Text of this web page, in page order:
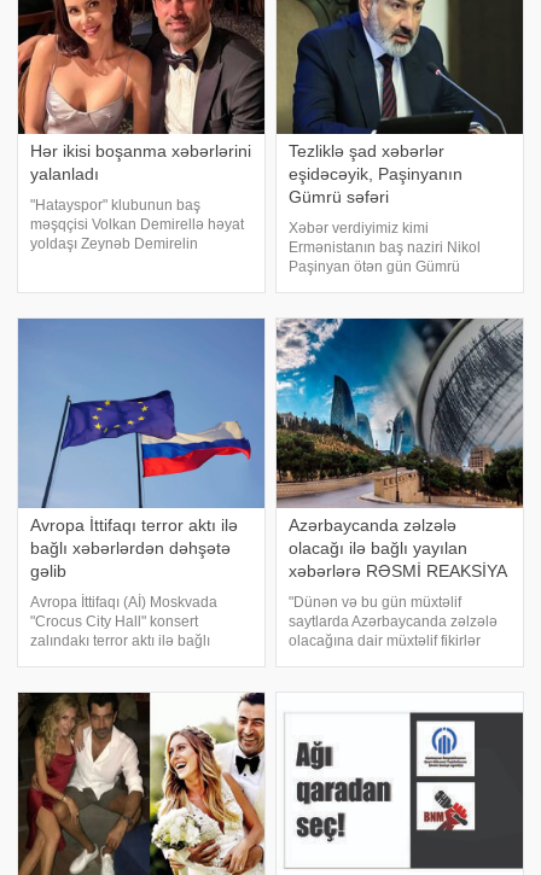
Hər ikisi boşanma xəbərlərini
yalanladı
"Hatayspor" klubunun baş
məşqçisi Volkan Demirellə həyat
yoldaşı Zeynəb Demirelin
saatlarında bütün xəbər
Tezliklə şad xəbərlər
eşidəcəyik, Paşinyanın
Gümrü səfəri
Xəbər verdiyimiz kimi
Ermənistanın baş naziri Nikol
Paşinyan ötən gün Gümrü
qrupunun iclasında iştirak edib.
Paşinyan 5 saat qapalı şəraitdə
öz partiya üzvlər
Avropa İttifaqı terror aktı ilə
bağlı xəbərlərdən dəhşətə
gəlib
Avropa İttifaqı (Aİ) Moskvada
"Crocus City Hall" konsert
zalındakı terror aktı ilə bağlı
KONKRET.azxəbər verir ki, bu
barədə Aİ-nin xarici siyasət və
təhlükəsizlik məsələlər
Azərbaycanda zəlzələ
olacağı ilə bağlı yayılan
xəbərlərə RƏSMİ REAKSİYA
"Dünən və bu gün müxtəlif
saytlarda Azərbaycanda zəlzələ
olacağına dair müxtəlif fikirlər
bildirmək istəyirəm ki, bu
açıqlamalar